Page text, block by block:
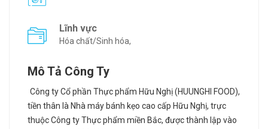
Lĩnh vực
Hóa chất/Sinh hóa,
Mô Tả Công Ty
Công ty Cổ phần Thực phẩm Hữu Nghị (HUUNGHI FOOD),
tiền thân là Nhà máy bánh kẹo cao cấp Hữu Nghị, trực
thuộc Công ty Thực phẩm miền Bắc, được thành lập vào